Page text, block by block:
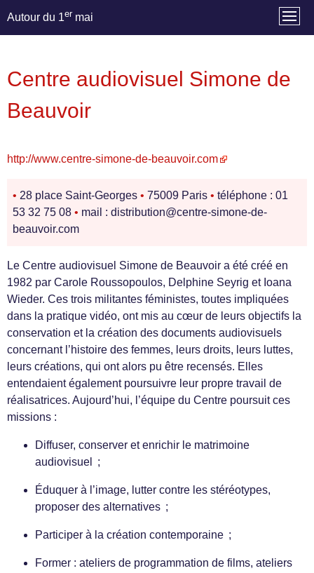
Autour du 1er mai
Centre audiovisuel Simone de
Beauvoir
http://www.centre-simone-de-beauvoir.com
• 28 place Saint-Georges • 75009 Paris • téléphone : 01
53 32 75 08 • mail : distribution@centre-simone-de-
beauvoir.com
Le Centre audiovisuel Simone de Beauvoir a été créé en
1982 par Carole Roussopoulos, Delphine Seyrig et Ioana
Wieder. Ces trois militantes féministes, toutes impliquées
dans la pratique vidéo, ont mis au cœur de leurs objectifs la
conservation et la création des documents audiovisuels
concernant l’histoire des femmes, leurs droits, leurs luttes,
leurs créations, qui ont alors pu être recensés. Elles
entendaient également poursuivre leur propre travail de
réalisatrices. Aujourd’hui, l’équipe du Centre poursuit ces
missions :
Diffuser, conserver et enrichir le matrimoine
audiovisuel ;
Éduquer à l’image, lutter contre les stéréotypes,
proposer des alternatives ;
Participer à la création contemporaine ;
Former : ateliers de programmation de films, ateliers